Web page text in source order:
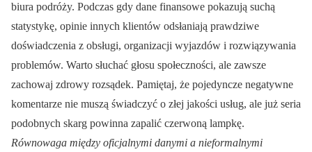
biura podróży. Podczas gdy dane finansowe pokazują suchą
statystykę, opinie innych klientów odsłaniają prawdziwe
doświadczenia z obsługi, organizacji wyjazdów i rozwiązywania
problemów. Warto słuchać głosu społeczności, ale zawsze
zachowaj zdrowy rozsądek. Pamiętaj, że pojedyncze negatywne
komentarze nie muszą świadczyć o złej jakości usług, ale już seria
podobnych skarg powinna zapalić czerwoną lampkę.
Równowaga między oficjalnymi danymi a nieformalnymi